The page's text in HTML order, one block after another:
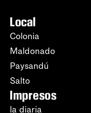
Local
Colonia
Maldonado
Paysandú
Salto
Impresos
la diaria